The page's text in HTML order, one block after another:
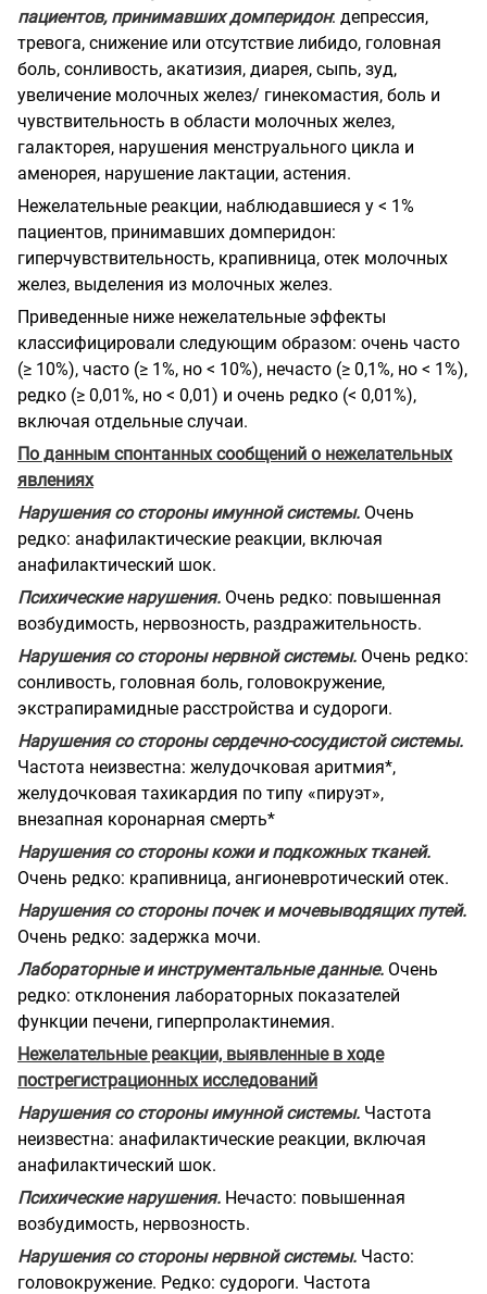
пациентов, принимавших домперидон: депрессия,
тревога, снижение или отсутствие либидо, головная
боль, сонливость, акатизия, диарея, сыпь, зуд,
увеличение молочных желез/ гинекомастия, боль и
чувствительность в области молочных желез,
галакторея, нарушения менструального цикла и
аменорея, нарушение лактации, астения.
Нежелательные реакции, наблюдавшиеся у < 1%
пациентов, принимавших домперидон:
гиперчувствительность, крапивница, отек молочных
желез, выделения из молочных желез.
Приведенные ниже нежелательные эффекты
классифицировали следующим образом: очень часто
(≥ 10%), часто (≥ 1%, но < 10%), нечасто (≥ 0,1%, но < 1%),
редко (≥ 0,01%, но < 0,01) и очень редко (< 0,01%),
включая отдельные случаи.
По данным спонтанных сообщений о нежелательных
явлениях
Нарушения со стороны имунной системы. Очень
редко: анафилактические реакции, включая
анафилактический шок.
Психические нарушения. Очень редко: повышенная
возбудимость, нервозность, раздражительность.
Нарушения со стороны нервной системы. Очень редко:
сонливость, головная боль, головокружение,
экстрапирамидные расстройства и судороги.
Нарушения со стороны сердечно-сосудистой системы.
Частота неизвестна: желудочковая аритмия*,
желудочковая тахикардия по типу «пируэт»,
внезапная коронарная смерть*
Нарушения со стороны кожи и подкожных тканей.
Очень редко: крапивница, ангионевротический отек.
Нарушения со стороны почек и мочевыводящих путей.
Очень редко: задержка мочи.
Лабораторные и инструментальные данные. Очень
редко: отклонения лабораторных показателей
функции печени, гиперпролактинемия.
Нежелательные реакции, выявленные в ходе
пострегистрационных исследований
Нарушения со стороны имунной системы. Частота
неизвестна: анафилактические реакции, включая
анафилактический шок.
Психические нарушения. Нечасто: повышенная
возбудимость, нервозность.
Нарушения со стороны нервной системы. Часто:
головокружение. Редко: судороги. Частота